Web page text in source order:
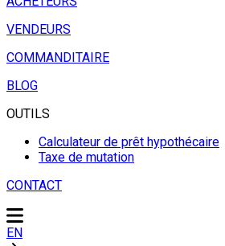
VENDEURS
COMMANDITAIRE
BLOG
OUTILS
Calculateur de prêt hypothécaire
Taxe de mutation
CONTACT
EN